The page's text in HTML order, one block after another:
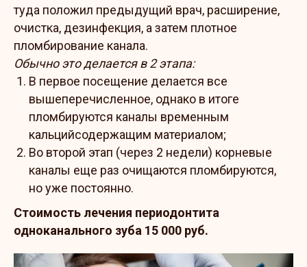
туда положил предыдущий врач, расширение,
очистка, дезинфекция, а затем плотное
пломбирование канала.
Обычно это делается в 2 этапа:
В первое посещение делается все
вышеперечисленное, однако в итоге
пломбируются каналы временным
кальцийсодержащим материалом;
Во второй этап (через 2 недели) корневые
каналы еще раз очищаются пломбируются,
но уже постоянно.
Стоимость лечения периодонтита
одноканального зуба 15 000 руб.